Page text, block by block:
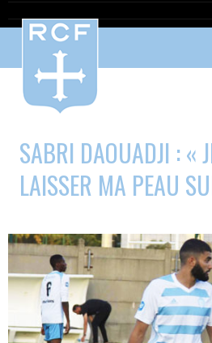
SABRI DAOUADJI : «
LAISSER MA PEAU